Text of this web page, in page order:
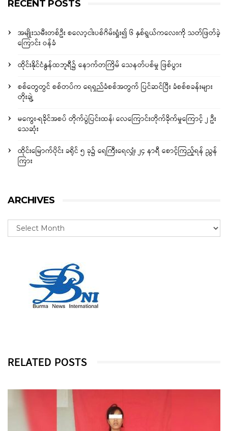
RECENT POSTS
အမျိုးသမီးတစ်ဦး စလော့ငါးပစ်ဂိမ်းရှုံး၍ ၆ နှစ်ရွယ်ကလေးကို သတ်ဖြတ်ခဲ့
ကြောင်း ဝန်ခံ
ထိုင်းနိုင်ငံနွန်ထဘူရီ၌ နောက်တကြိမ် သေနတ်ပစ်မှု ဖြစ်ပွား
စစ်တွေတွင် စစ်တပ်က ရေရှည်ခံစစ်အတွက် ပြင်ဆင်ပြီး ခံစစ်စခန်းများ
တိုးချဲ့
မကွေး-ရခိုင်အစပ် တိုက်ပွဲပြင်းထန်၊ လေကြောင်းတိုက်ခိုက်မှုကြောင့် ၂ ဦး
သေဆုံး
ထိုင်းမြောက်ပိုင်း ခရိုင် ၅ ခု၌ ရေကြီးရေလျှံ၊ ၂၄ နာရီ စောင့်ကြည့်ရန် ညွှန်
ကြား
ARCHIVES
RELATED POSTS